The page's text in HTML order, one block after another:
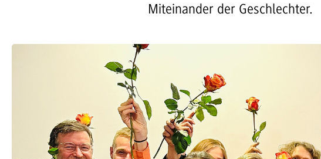
Miteinander der Geschlechter.